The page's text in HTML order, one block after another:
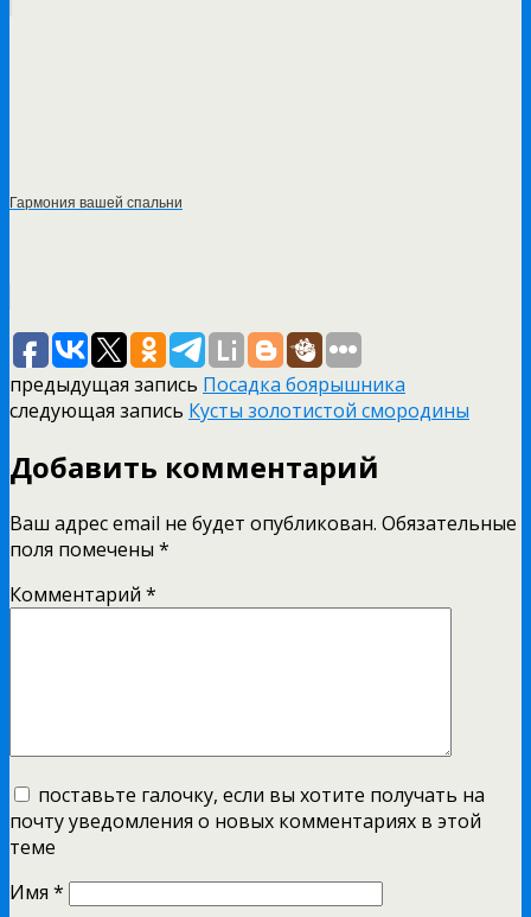
Гармония вашей спальни
предыдущая запись Посадка боярышника
следующая запись Кусты золотистой смородины
Добавить комментарий
Ваш адрес email не будет опубликован. Обязательные
поля помечены *
Комментарий *
поставьте галочку, если вы хотите получать на
почту уведомления о новых комментариях в этой
теме
Имя *